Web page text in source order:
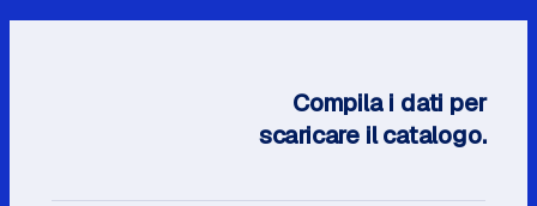
Compila i dati per
scaricare il catalogo.